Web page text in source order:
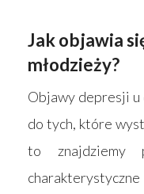
Jak objawia
młodzieży?
Objawy depresji u
do tych, które
to znajdziemy